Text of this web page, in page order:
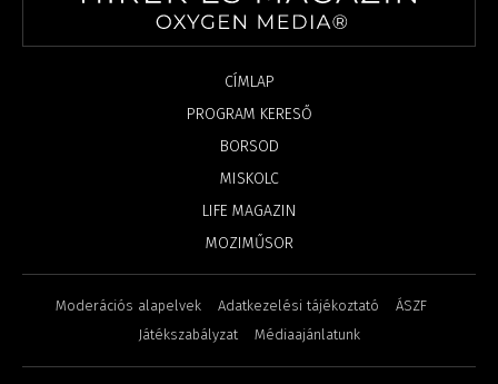
CÍMLAP
PROGRAM KERESŐ
BORSOD
MISKOLC
LIFE MAGAZIN
MOZIMŰSOR
Moderációs alapelvek Adatkezelési tájékoztató
ÁSZF
Játékszabályzat
Médiaajánlatunk